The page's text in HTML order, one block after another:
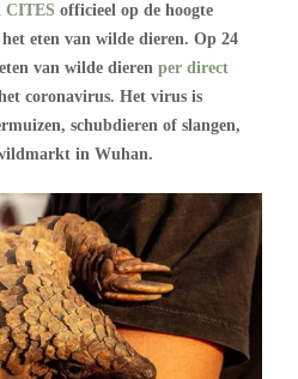
CITES officieel op de hoogte
eten van wilde dieren. Op 24
van wilde dieren per direct
coronavirus. Het virus is
schubdieren of slangen,
in Wuhan.